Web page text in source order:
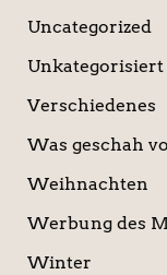
Uncategorized
Unkategorisiert
Verschiedenes
Was geschah
Weihnachten
Werbung des
Winter